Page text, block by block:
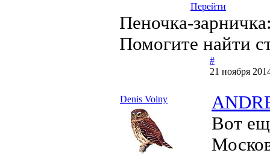
Перейти
Пеночка-
Помогите найти
Denis Volny
#
21 ноября
Вот